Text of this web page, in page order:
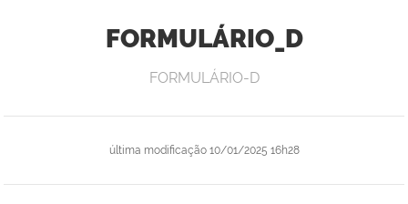
FORMULÁRIO_D
última modificação10/01/2025 16h28
FORMULÁRIO-D